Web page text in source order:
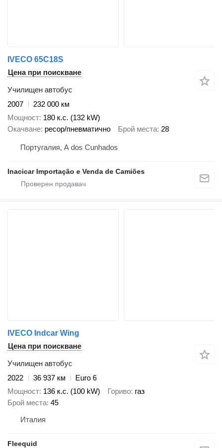
IVECO 65C18S
Цена при поискване
Училищен автобус
2007
232 000 км
Мощност 180 к.с. (132 kW)
Окачване ресор/пневматично Брой места 28
Португалия, A dos Cunhados
Inacicar Importação e Venda de Camiões
IVECO Indcar Wing
Цена при поискване
Училищен автобус
2022
36 937 км
Euro 6
Мощност 136 к.с. (100 kW) Гориво газ
Брой места 45
Италия
Fleequid